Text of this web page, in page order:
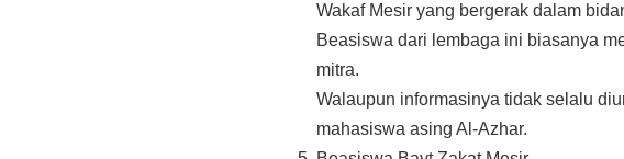
Wakaf Mesir yang bergerak dalam
Beasiswa dari lembaga ini biasanya
mitra.
Walaupun informasinya tidak selalu
mahasiswa asing Al-Azhar.